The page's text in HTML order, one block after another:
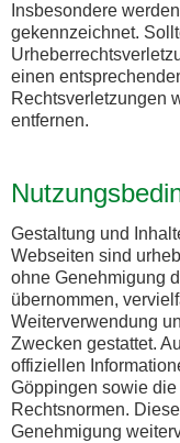
Insbesondere
gekennzeichnet.
einen
Rechtsverletzungen
entfernen.
Gestaltung und
Webseiten sind
ohne Genehmigung
übernommen,
Weiterverwendung
Zwecken gestattet.
offiziellen
Göppingen sowie
Rechtsnormen.
Genehmigung